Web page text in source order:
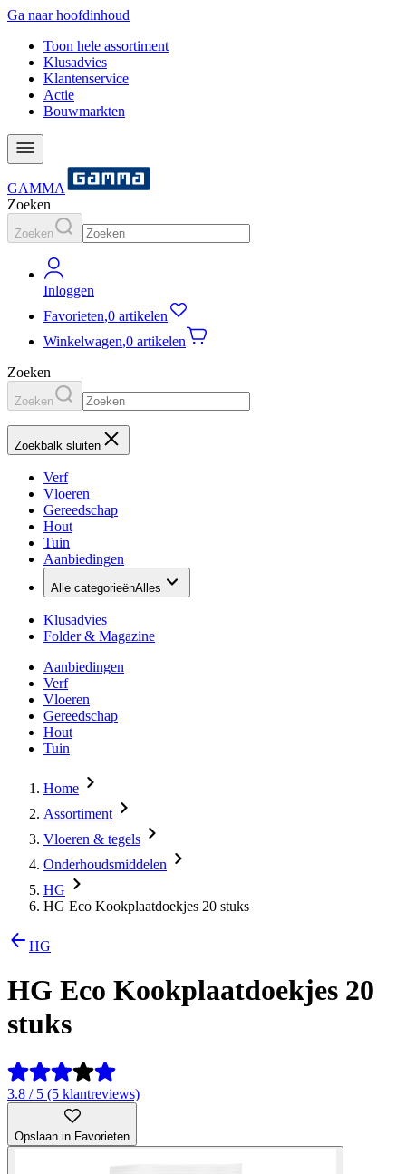
Ga naar hoofdinhoud
Toon hele assortiment
Klusadvies
Klantenservice
Actie
Bouwmarkten
GAMMA
Zoeken
Zoeken
Inloggen
Favorieten,0 artikelen
Winkelwagen,0 artikelen
Zoeken
Zoeken
Zoekbalk sluiten
Verf
Vloeren
Gereedschap
Hout
Tuin
Aanbiedingen
Alle categorieënAlles
Klusadvies
Folder & Magazine
Aanbiedingen
Verf
Vloeren
Gereedschap
Hout
Tuin
Home
Assortiment
Vloeren & tegels
Onderhoudsmiddelen
HG
HG Eco Kookplaatdoekjes 20 stuks
HG
HG Eco Kookplaatdoekjes 20
stuks
3.8 / 5 (5 klantreviews)
Opslaan in Favorieten